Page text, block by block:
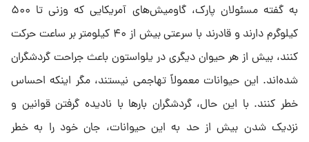
به گفته مسئولان پارک، گاومیش‌های آمریکایی که وزنی تا ۵۰۰
کیلوگرم دارند و قادرند با سرعتی بیش از ۴۰ کیلومتر بر ساعت حرکت
کنند، بیش از هر حیوان دیگری در یلواستون باعث جراحت گردشگران
شده‌اند. این حیوانات معمولاً تهاجمی نیستند، مگر اینکه احساس
خطر کنند. با این حال، گردشگران بارها با نادیده گرفتن قوانین و
نزدیک شدن بیش از حد به این حیوانات، جان خود را به خطر